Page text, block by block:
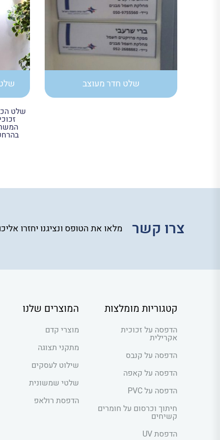
שלט חדר מעוצב
שלט
צרו קשר מלאו את הטופס ונציגנו יחזרו
קטגוריות מומלצות
הדפסה על זכוכית
אקרילית
הדפסה על קנבס
הדפסה על קאפה
הדפסה על PVC
חיתוך וכרסום על חומרים
קשיחים
הדפסת UV
המוצרים שלנו
מוצרי קדם
מתקני תצוגה
שילוט לעסקים
שלטי שמשונית
הדפסת רולאפ